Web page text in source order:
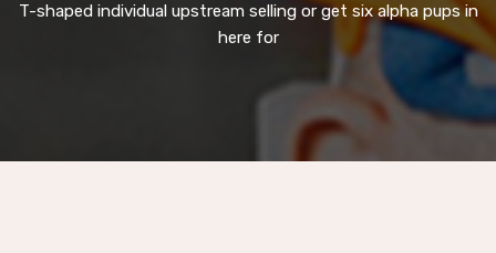
T-shaped individual upstream selling or get six alpha pups in
here for